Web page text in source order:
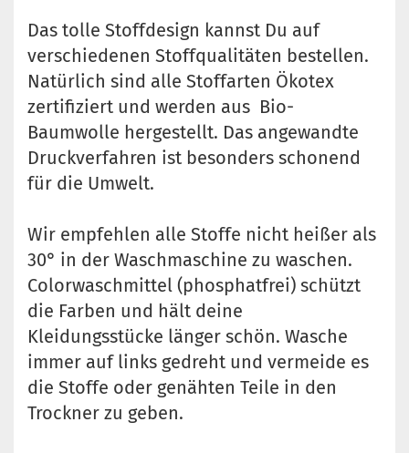
Das tolle Stoffdesign kannst Du auf
verschiedenen Stoffqualitäten bestellen.
Natürlich sind alle Stoffarten Ökotex
zertifiziert und werden aus Bio-
Baumwolle hergestellt. Das angewandte
Druckverfahren ist besonders schonend
für die Umwelt.
Wir empfehlen alle Stoffe nicht heißer als
30° in der Waschmaschine zu waschen.
Colorwaschmittel (phosphatfrei) schützt
die Farben und hält deine
Kleidungsstücke länger schön. Wasche
immer auf links gedreht und vermeide es
die Stoffe oder genähten Teile in den
Trockner zu geben.